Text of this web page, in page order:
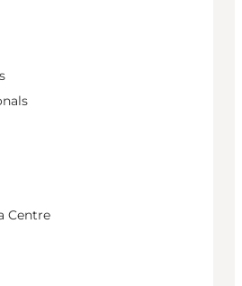
Centre